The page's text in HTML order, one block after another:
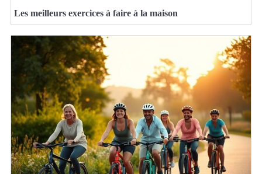
Les meilleurs exercices à faire à la maison